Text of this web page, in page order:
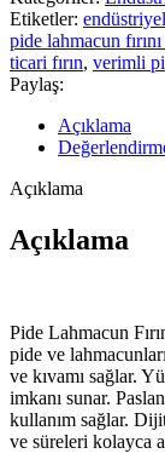
Etiketler: endüstriyel
pide lahmacun
ticari fırın, verimli
Paylaş:
Açıklama
Açıklama
Açıklama
Pide Lahmacun
pide ve
ve kıvamı sağlar.
imkanı sunar.
kullanım sağlar.
ve süreleri kolayca